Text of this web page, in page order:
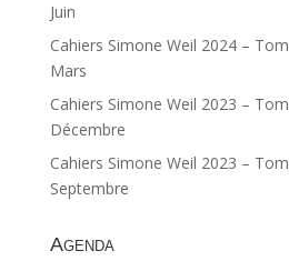
Juin
Cahiers Simone Weil 2024 –
Mars
Cahiers Simone Weil 2023 –
Décembre
Cahiers Simone Weil 2023 –
Septembre
Agenda